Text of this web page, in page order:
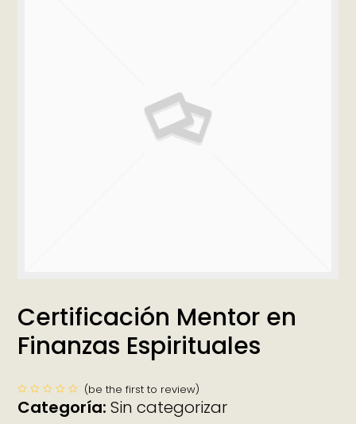
Certificación Mentor en
Finanzas Espirituales
Valorado
con
(be the first to review)
Categoría: Sin categorizar